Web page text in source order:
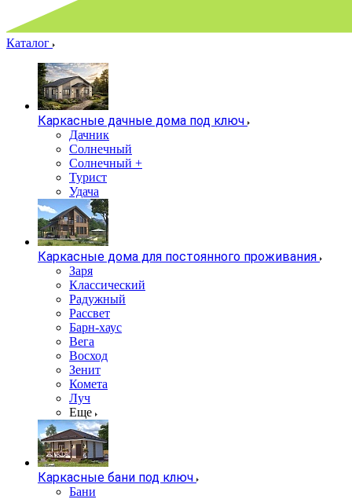
Каталог
Каркасные дачные дома под ключ
Дачник
Солнечный
Солнечный +
Турист
Удача
Каркасные дома для постоянного проживания
Заря
Классический
Радужный
Рассвет
Барн-хаус
Вега
Восход
Зенит
Комета
Луч
Еще
Каркасные бани под ключ
Бани